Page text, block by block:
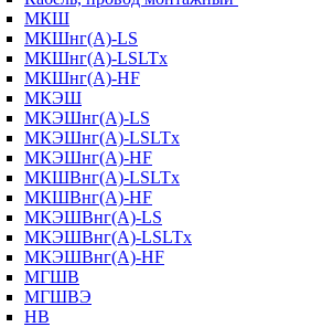
МКШ
МКШнг(А)-LS
МКШнг(А)-LSLTx
МКШнг(А)-HF
МКЭШ
МКЭШнг(А)-LS
МКЭШнг(А)-LSLTx
МКЭШнг(А)-HF
МКШВнг(A)-LSLTx
МКШВнг(А)-HF
МКЭШВнг(А)-LS
МКЭШВнг(A)-LSLTx
МКЭШВнг(А)-HF
МГШВ
МГШВЭ
НВ